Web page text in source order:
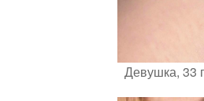
Девушка, 33